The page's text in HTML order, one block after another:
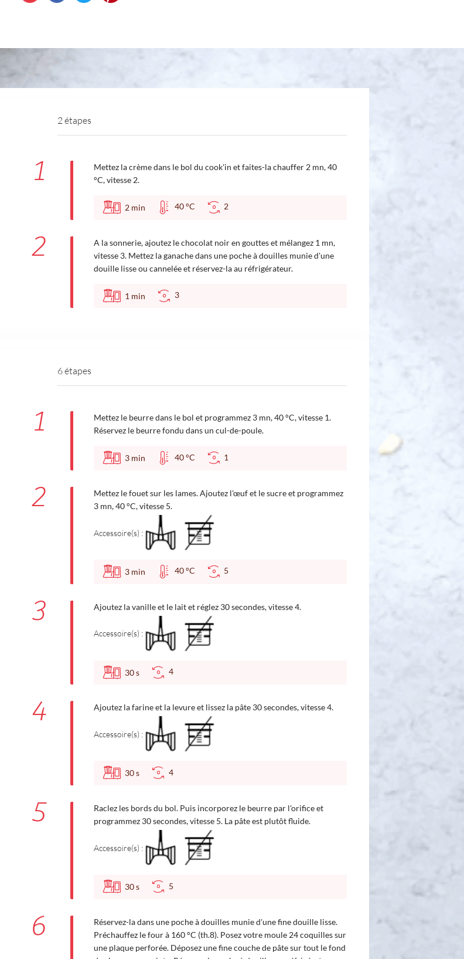
2 étapes
1
Mettez la crème dans le bol du cook'in et faites-la chauffer 2 mn, 40
°C, vitesse 2.
2 min 40 °C 2
2
A la sonnerie, ajoutez le chocolat noir en gouttes et mélangez 1 mn,
vitesse 3. Mettez la ganache dans une poche à douilles munie d'une
douille lisse ou cannelée et réservez-la au réfrigérateur.
1 min 3
6 étapes
1
Mettez le beurre dans le bol et programmez 3 mn, 40 °C, vitesse 1.
Réservez le beurre fondu dans un cul-de-poule.
3 min 40 °C 1
2
Mettez le fouet sur les lames. Ajoutez l'œuf et le sucre et programmez
3 mn, 40 °C, vitesse 5.
Accessoire(s) :
3 min 40 °C 5
3 Ajoutez la vanille et le lait et réglez 30 secondes, vitesse 4.
Accessoire(s) :
30s 4
4 Ajoutez la farine et la levure et lissez la pâte 30 secondes, vitesse 4.
Accessoire(s) :
30s 4
5
Raclez les bords du bol. Puis incorporez le beurre par l'orifice et
programmez 30 secondes, vitesse 5. La pâte est plutôt fluide.
Accessoire(s) :
30s 5
6
Réservez-la dans une poche à douilles munie d'une fine douille lisse.
Préchauffez le four à 160 °C (th.8). Posez votre moule 24 coquilles sur
une plaque perforée. Déposez une fine couche de pâte sur tout le fond